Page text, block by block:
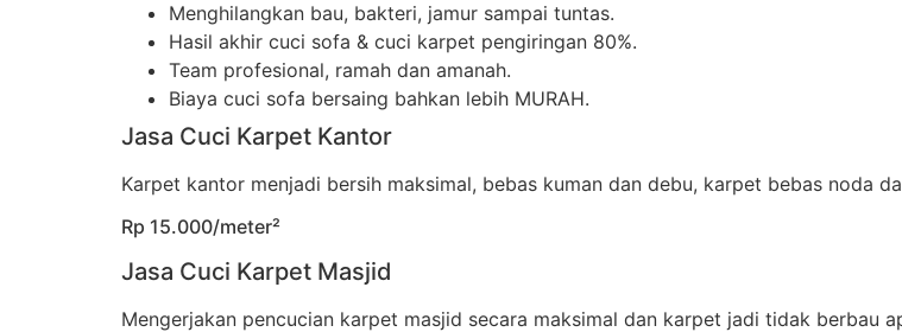
Menghilangkan bau, bakteri, jamur sampai tuntas.
Hasil akhir cuci sofa & cuci karpet pengiringan 80%.
Team profesional, ramah dan amanah.
Biaya cuci sofa bersaing bahkan lebih MURAH.
Jasa Cuci Karpet Kantor
Karpet kantor menjadi bersih maksimal, bebas kuman dan debu, karpet bebas noda
Rp 15.000/meter²
Jasa Cuci Karpet Masjid
Mengerjakan pencucian karpet masjid secara maksimal dan karpet jadi tidak berbau